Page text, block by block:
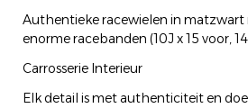
Authentieke racewielen in
enorme racebanden (10J x 15 voor,
Carrosserie Interieur
Elk detail is met authenticiteit en